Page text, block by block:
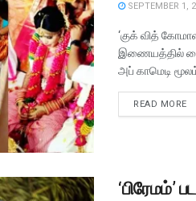
SEPTEMBER 1,
‘குக் வித்
இணையத்தில்
அப் காமெடி
READ MORE
‘பிரேமம்’